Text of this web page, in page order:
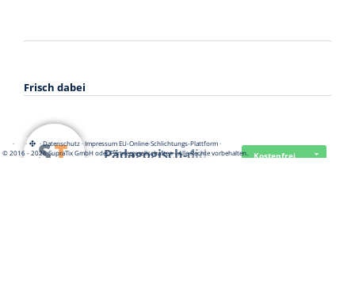
Frisch dabei
Pädagogisch-did… Kostenfrei
· · ·Datenschutz·Impressum EU-Online-Schlichtungs-Plattform·
© 2016 - 2026 SupraTix GmbH oder Partnergesellschaften - Alle Rechte vorbehalten.